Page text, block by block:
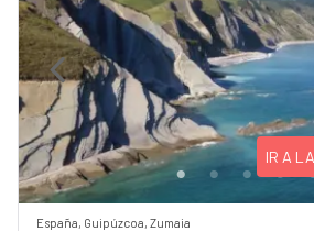
Previous
IR A
España, Guipúzcoa, Zumaia